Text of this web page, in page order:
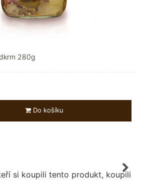
280g
Do košíku
si koupili tento produkt, koupili